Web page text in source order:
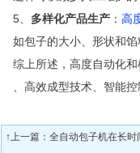
5、 多样化产品生产 ： 高
如包子的大小、形状和
综上所述，高度自动化
、高效成型技术、智能
↑上一篇： 全自动包子机在长